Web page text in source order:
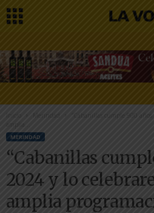
Inicio
“Cabanillas cumple 900
amplia...
MERINDAD
“Cabanillas
2024 y lo
amplia